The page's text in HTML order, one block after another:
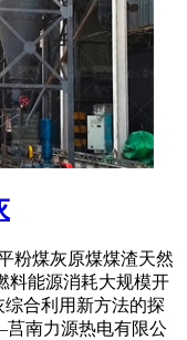
粉煤灰原煤煤渣天然
料能源消耗大规模开
合利用新方法的探
南力源热电有限公